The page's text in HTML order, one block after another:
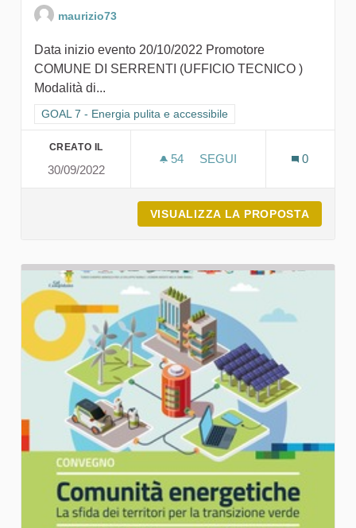
maurizio73
Data inizio evento 20/10/2022 Promotore
COMUNE DI SERRENTI (UFFICIO TECNICO )
Modalità di...
Filtra i risultati per categoria: GOAL 7 - Energia pulita e
GOAL 7 - Energia pulita e accessibile
CREATO IL
30/09/2022
54 54 SOSTENITORI
SEGUI
0
VISUALIZZA LA PROPOSTA